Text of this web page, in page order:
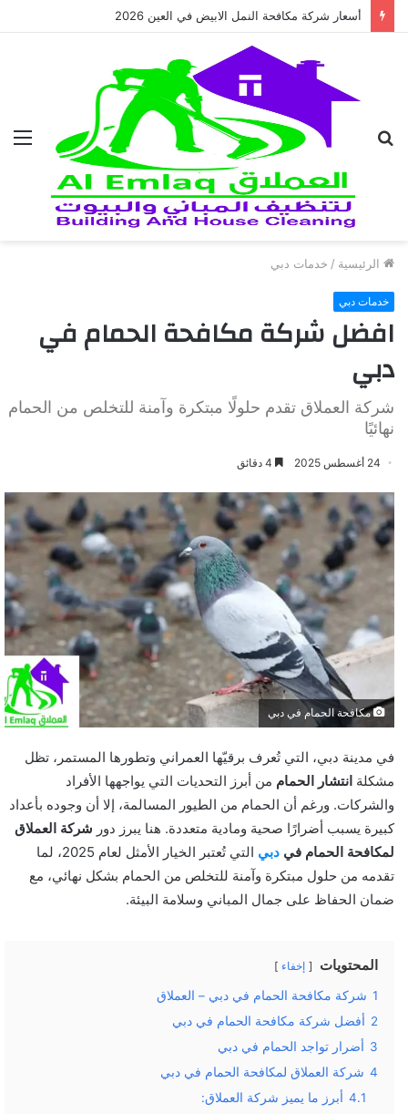
أسعار شركة مكافحة النمل الابيض في العين 2026
الرئيسية / خدمات دبي
خدمات دبي
افضل شركة مكافحة الحمام في
دبي
شركة العملاق تقدم حلولًا مبتكرة وآمنة للتخلص من الحمام
نهائيًا
24 أغسطس 2025
مكافحة الحمام في دبي
في مدينة دبي، التي تُعرف برقيّها العمراني وتطورها المستمر، تظل
مشكلة انتشار الحمام من أبرز التحديات التي يواجهها الأفراد
والشركات. ورغم أن الحمام من الطيور المسالمة، إلا أن وجوده بأعداد
كبيرة يسبب أضرارًا صحية ومادية متعددة. هنا يبرز دور شركة العملاق
لمكافحة الحمام في دبي
التي تُعتبر الخيار الأمثل لعام 2025، لما
تقدمه من حلول مبتكرة وآمنة للتخلص من الحمام بشكل نهائي، مع
ضمان الحفاظ على جمال المباني وسلامة البيئة.
المحتويات إخفاء
1 شركة مكافحة الحمام في دبي – العملاق
2 أفضل شركة مكافحة الحمام في دبي
3 أضرار تواجد الحمام في دبي
4 شركة العملاق لمكافحة الحمام في دبي
4.1 أبرز ما يميز شركة العملاق: